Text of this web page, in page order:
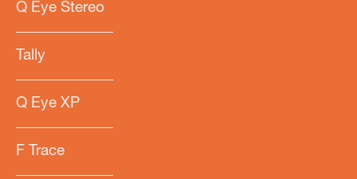
Q Eye Stereo
Tally
Q Eye XP
F Trace